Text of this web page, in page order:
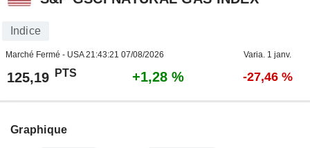
Indice
Marché Fermé - USA21:43:21 07/08/2026 Varia. 1 janv.
125,19 PTS +1,28 % -27,46 %
Graphique